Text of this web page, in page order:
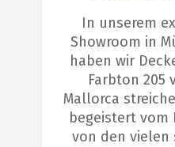
In unserem
Showroom in
haben wir
Farbton 205
Mallorca
begeistert vom
von den vielen